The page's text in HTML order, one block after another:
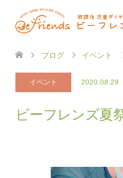
ブログ イベント
イベント 2020.08.29
ビーフレンズ夏